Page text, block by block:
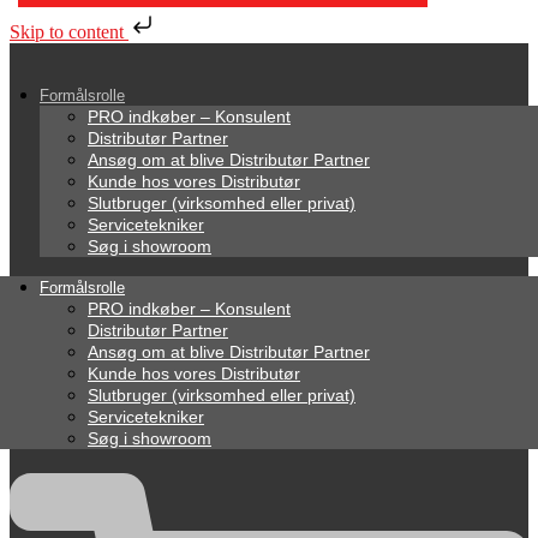
Skip to content
Formålsrolle
PRO indkøber – Konsulent
Distributør Partner
Ansøg om at blive Distributør Partner
Kunde hos vores Distributør
Slutbruger (virksomhed eller privat)
Servicetekniker
Søg i showroom
Formålsrolle
PRO indkøber – Konsulent
Distributør Partner
Ansøg om at blive Distributør Partner
Kunde hos vores Distributør
Slutbruger (virksomhed eller privat)
Servicetekniker
Søg i showroom